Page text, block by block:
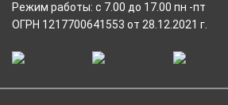
Режим работы: с 7.00 до 17.00 пн -пт
ОГРН 1217700641553 от 28.12.2021 г.